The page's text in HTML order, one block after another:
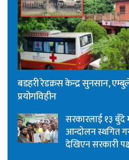
बडहरी रेडक्रस केन्द्र सुनसान,
प्रयोगविहीन
सरकारलाई १३ बुँदे
आन्दोलन स्थगित
देखिएन सरकारी